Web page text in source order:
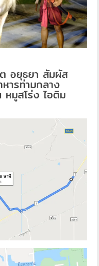
ต อยุธยา สัมผัส
ารท่ามกลาง
หมูสโร่ง ไอติม